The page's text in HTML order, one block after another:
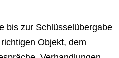
bis zur Schlüsselübergabe
Objekt, dem